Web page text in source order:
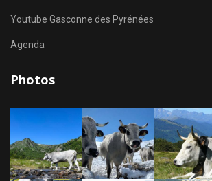
Youtube Gasconne des Pyrénées
Agenda
Photos